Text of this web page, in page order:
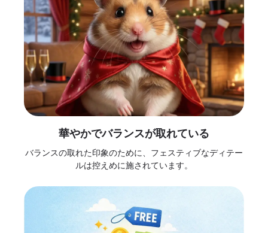
華やかでバランスが取れている
バランスの取れた印象のために、フェスティブなディテー
ルは控えめに施されています。